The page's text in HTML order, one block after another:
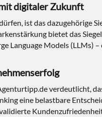
digitaler Zukunft
ist das dazugehörige
bietet das
Language Models
verdeutlicht,
eine belastbare